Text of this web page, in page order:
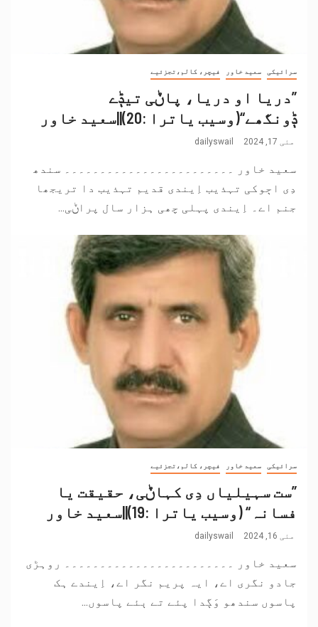
سرائیکی سعید خاور فیچر، کالم،تجزئیے
”دریا او دریا، پاݨی تیݙے
ݙونگھے“(وسیب یاترا :20)||سعید خاور
مئی 17, 2024 dailyswail
سعید خاور ۔۔۔۔۔۔۔۔۔۔۔۔۔۔۔۔۔۔۔۔۔۔۔۔ سندھ
دِی اڄوکی تہذیب اِیندی قدیم تہذیب دا تریجھا
جنم اے۔ اِیندی پہلی چھی ہزار سال پراݨی...
سرائیکی سعید خاور فیچر، کالم،تجزئیے
”ست سہیلیاں دِی کہاݨی، حقیقت یا
فسانہ“ (وسیب یاترا :19)||سعید خاور
مئی 16, 2024 dailyswail
سعید خاور ۔۔۔۔۔۔۔۔۔۔۔۔۔۔۔۔۔۔۔۔۔۔۔۔ روہڑی
جادو نگری اے، ایہ پریم نگر اے، اِیندے ہک
پاسوں سندھو وَڳدا پئے تے ٻئے پاسوں...